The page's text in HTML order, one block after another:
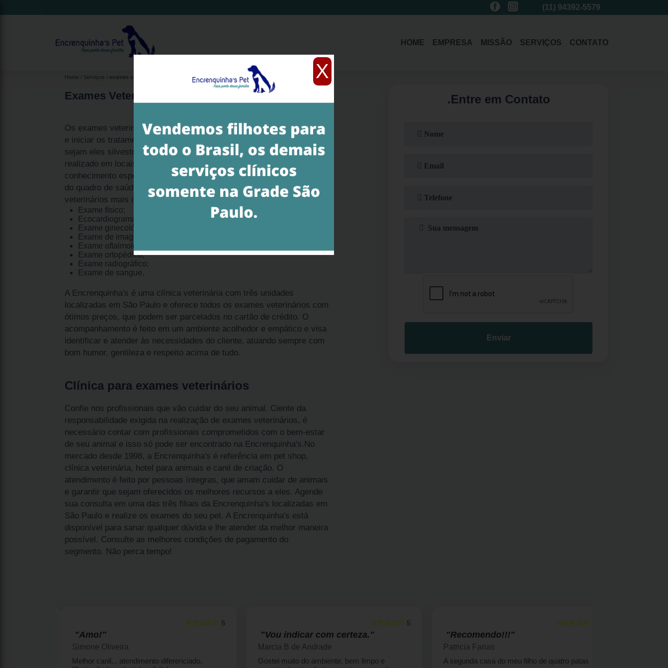
X
3214-1485 (11) 94392-5579
HOME EMPRESA MISSÃO SERVIÇOS CONTATO
Home Serviços exames veterinários
Exames Veterinários
Os exames veterinários são importantes para levantar os diagnósticos
e iniciar os tratamentos em animais de pequeno, médio e grande porte,
sejam eles silvestres ou domésticos. O procedimento deve ser
realizado em locais adequados, com equipamentos modernos e
conhecimento especializado na área, para fazer o levantamento total
do quadro de saúde do animal. Veja abaixo, alguns dos exames
veterinários mais comuns do mercado:
Exame físico;
Ecocardiograma;
Exame ginecológico;
Exame de imagem;
Exame oftalmológico;
Exame ortopédico;
Exame radiográfico;
Exame de sangue.
A Encrenquinha's é uma clínica veterinária com três unidades
localizadas em São Paulo e oferece todos os exames veterinários com
ótimos preços, que podem ser parcelados no cartão de crédito. O
acompanhamento é feito em um ambiente acolhedor e empático e visa
identificar e atender às necessidades do cliente, atuando sempre com
bom humor, gentileza e respeito acima de tudo.
Clínica para exames veterinários
Confie nos profissionais que vão cuidar do seu animal. Ciente da
responsabilidade exigida na realização de exames veterinários, é
necessário contar com profissionais comprometidos com o bem-estar
de seu animal e isso só pode ser encontrado na Encrenquinha's.No
mercado desde 1998, a Encrenquinha's é referência em pet shop,
clínica veterinária, hotel para animais e canil de criação. O
atendimento é feito por pessoas íntegras, que amam cuidar de animais
e garantir que sejam oferecidos os melhores recursos a eles. Agende
sua consulta em uma das três filiais da Encrenquinha's localizadas em
São Paulo e realize os exames do seu pet. A Encrenquinha's está
disponível para sanar qualquer dúvida e lhe atender da melhor maneira
possível. Consulte as melhores condições de pagamento do
segmento. Não perca tempo!
.Entre em Contato
Enviar
5
☆☆☆☆☆
"Amo!"
Simone Oliveira
Melhor canil... atendimento diferenciado,
5
☆☆☆☆☆
"Vou indicar com certeza."
Marcia B de Andrade
Gostei muito do ambiente, bem limpo e
☆☆☆☆☆
"Recomendo!!!"
Patricia Farias
A segunda casa do meu filho de quatro patas